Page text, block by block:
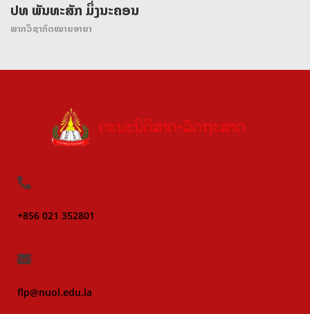
ປທ ພັນທະສັກ ມິ່ງນະຄອນ
ພາກວິຊາກົດໝາຍອາຍາ
+856 021 352801
flp@nuol.edu.la